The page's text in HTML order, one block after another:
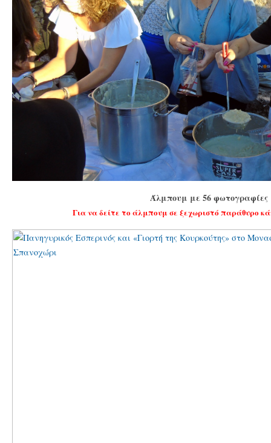
Άλμπουμ με 56 φωτογραφίες
Για να δείτε το άλμπουμ σε ξεχωριστό παράθυρο